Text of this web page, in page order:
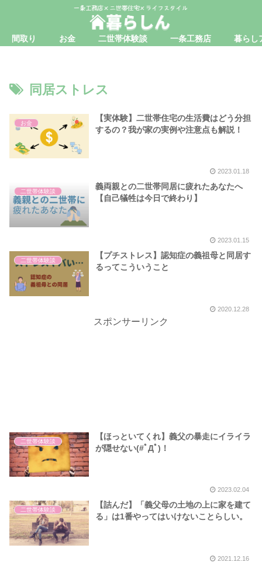
間取り お金 二世帯体験談 一条工務店 暮らし
同居ストレス
お金
【実体験】二世帯住宅の生活費はどう分担
するの？我が家の実例や注意点も解説！
2023.01.18
二世帯体験談
義両親との二世帯同居に疲れたあなたへ
【自己犠牲は今日で終わり】
2023.01.15
二世帯体験談
【プチストレス】認知症の義祖母と同居す
るってこういうこと
2020.12.28
スポンサーリンク
二世帯体験談
【ほっといてくれ】義父の暴走にイライラ
が隠せない(#ﾟДﾟ)！
2023.02.04
二世帯体験談
【詰んだ】「義父母の土地の上に家を建て
る」は1番やってはいけないことらしい。
2021.12.16